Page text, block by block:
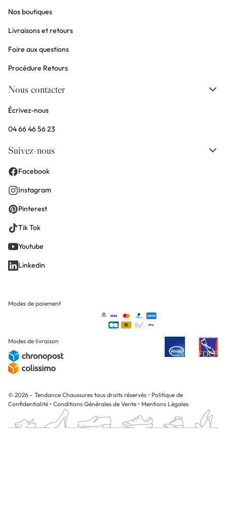
Nos boutiques
Livraisons et retours
Foire aux questions
Procédure Retours
Nous contacter
Écrivez-nous
04 66 46 56 23
Suivez-nous
Facebook
Instagram
Pinterest
Tik Tok
Youtube
Linkedin
Modes de paiement
Modes de livraison
© 2026 - Tendance Chaussures tous droits réservés • Politique de
Confidentialité • Conditions Générales de Vente • Mentions Légales